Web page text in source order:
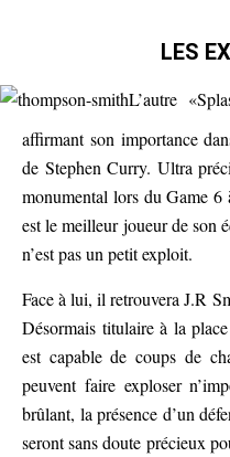
LES
L’autre
affirmant son importance
de Stephen Curry. Ultra
monumental lors du Game
est le meilleur joueur de son
n’est pas un petit exploit.
Face à lui, il retrouvera J.R
Désormais titulaire à la
est capable de coups de
peuvent faire exploser
brûlant, la présence d’un
seront sans doute précieux